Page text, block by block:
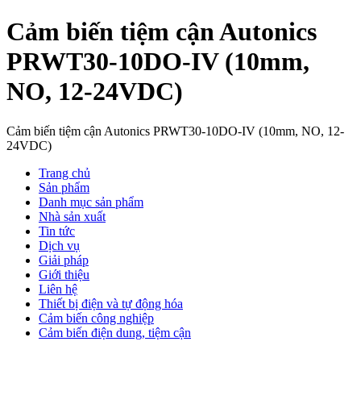
Cảm biến tiệm cận Autonics
PRWT30-10DO-IV (10mm,
NO, 12-24VDC)
Cảm biến tiệm cận Autonics PRWT30-10DO-IV (10mm, NO, 12-
24VDC)
Trang chủ
Sản phẩm
Danh mục sản phẩm
Nhà sản xuất
Tin tức
Dịch vụ
Giải pháp
Giới thiệu
Liên hệ
Thiết bị điện và tự động hóa
Cảm biến công nghiệp
Cảm biến điện dung, tiệm cận